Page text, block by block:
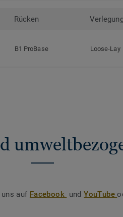
Rücken
B1 ProBase Loose-Lay
auf Facebook undYouTube